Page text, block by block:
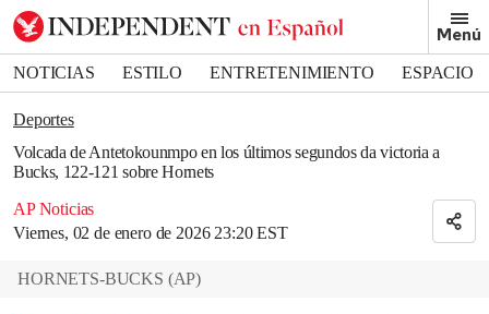
Menú
NOTICIAS ESTILO ENTRETENIMIENTO
ESPACIO
DEPORTES
Deportes
Volcada de Antetokounmpo en los últimos segundos da victoria a
Bucks, 122-121 sobre Hornets
AP Noticias
Viernes, 02 de enero de 2026 23:20 EST
Bookmark popover
Removed from bookmarks
Close popover
HORNETS-BUCKS (AP)